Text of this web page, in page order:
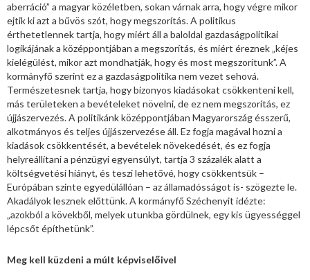
aberráció” a magyar közéletben, sokan várnak arra, hogy végre mikor
ejtik ki azt a bűvös szót, hogy megszorítás. A politikus
érthetetlennek tartja, hogy miért áll a baloldal gazdaságpolitikai
logikájának a középpontjában a megszorítás, és miért éreznek „kéjes
kielégülést, mikor azt mondhatják, hogy és most megszorítunk”. A
kormányfő szerint ez a gazdaságpolitika nem vezet sehová.
Természetesnek tartja, hogy bizonyos kiadásokat csökkenteni kell,
más területeken a bevételeket növelni, de ez nem megszorítás, ez
újjászervezés. A politikánk középpontjában Magyarország ésszerű,
alkotmányos és teljes újjászervezése áll. Ez fogja magával hozni a
kiadások csökkentését, a bevételek növekedését, és ez fogja
helyreállítani a pénzügyi egyensúlyt, tartja 3 százalék alatt a
költségvetési hiányt, és teszi lehetővé, hogy csökkentsük –
Európában szinte egyedülállóan – az államadósságot is- szögezte le.
Akadályok lesznek előttünk. A kormányfő Széchenyit idézte:
„azokból a kövekből, melyek utunkba gördülnek, egy kis ügyességgel
lépcsőt építhetünk”.
Meg kell küzdeni a múlt képviselőivel